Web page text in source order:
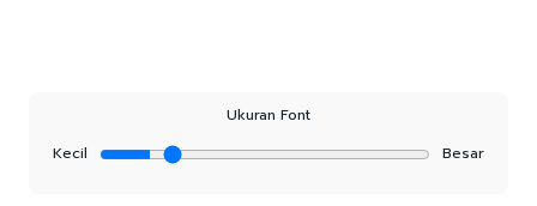
Ukuran Font
Kecil
Besar